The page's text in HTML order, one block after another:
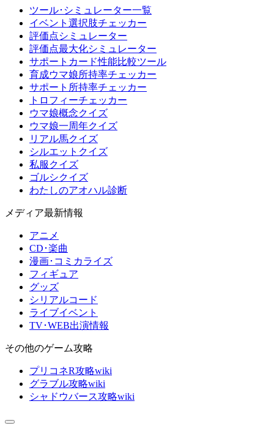
ツール･シミュレーター一覧
イベント選択肢チェッカー
評価点シミュレーター
評価点最大化シミュレーター
サポートカード性能比較ツール
育成ウマ娘所持率チェッカー
サポート所持率チェッカー
トロフィーチェッカー
ウマ娘概念クイズ
ウマ娘一周年クイズ
リアル馬クイズ
シルエットクイズ
私服クイズ
ゴルシクイズ
わたしのアオハル診断
メディア最新情報
アニメ
CD･楽曲
漫画･コミカライズ
フィギュア
グッズ
シリアルコード
ライブイベント
TV･WEB出演情報
その他のゲーム攻略
プリコネR攻略wiki
グラブル攻略wiki
シャドウバース攻略wiki